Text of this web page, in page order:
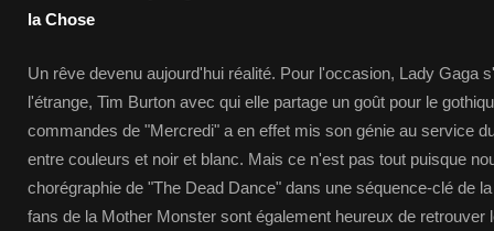
la Chose
Un rêve devenu aujourd'hui réalité. Pour l'occasion, Lady Gaga
l'étrange, Tim Burton avec qui elle partage un goût pour le
commandes de "Mercredi" a en effet mis son génie au service
entre couleurs et noir et blanc. Mais ce n'est pas tout puisque
chorégraphie de "The Dead Dance" dans une séquence-clé de
fans de la Mother Monster sont également heureux de retrouver